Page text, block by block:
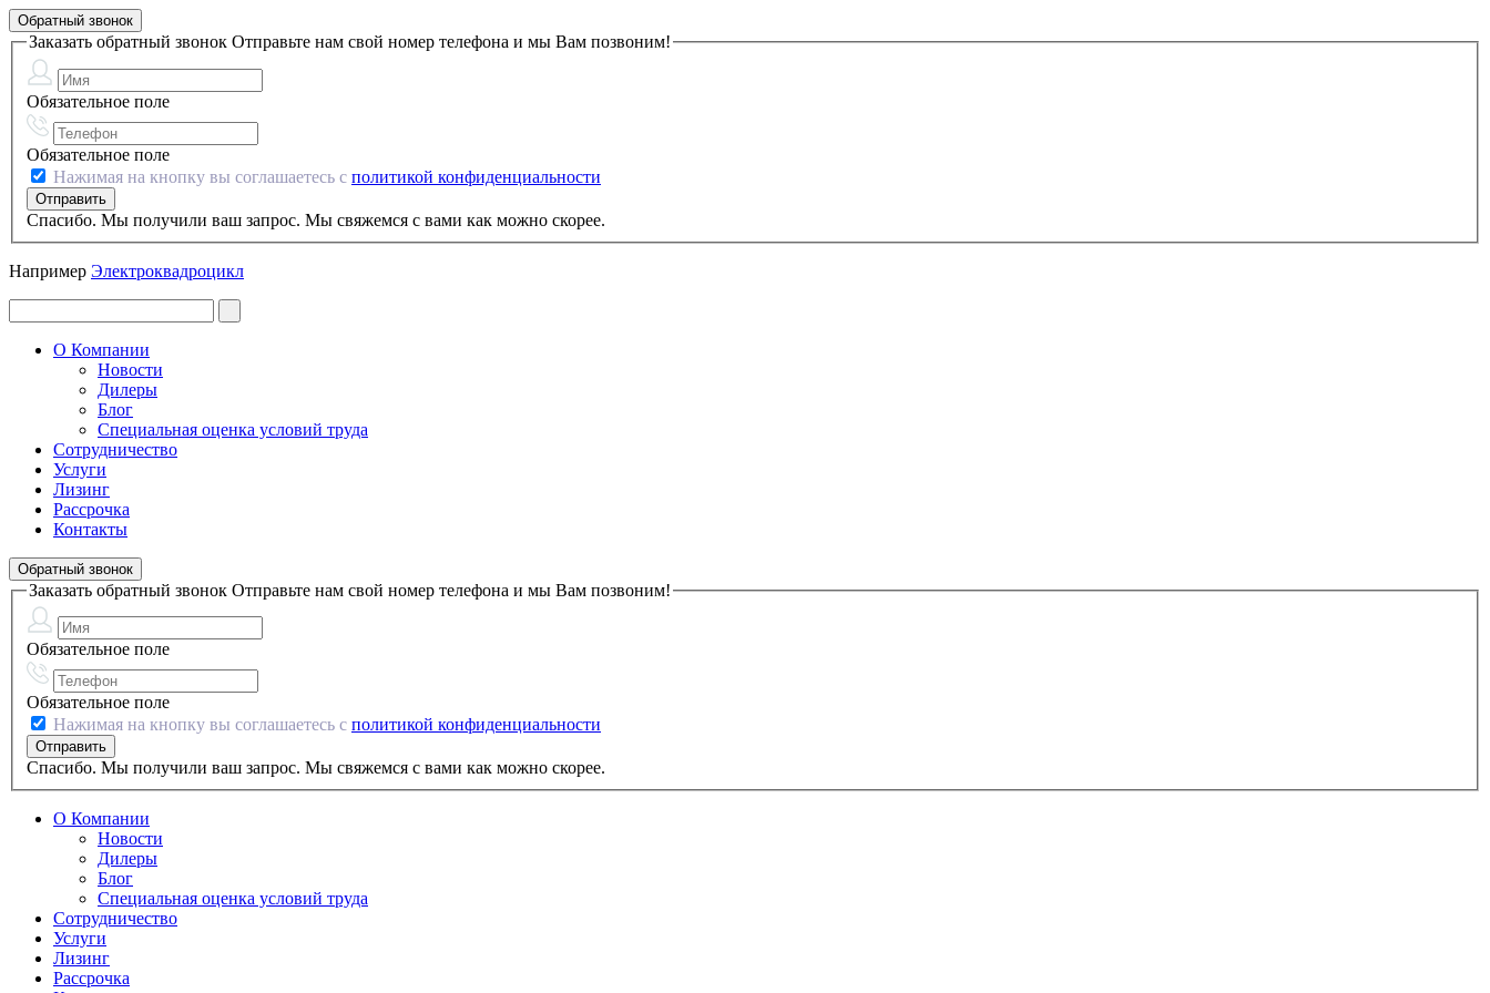
Обратный звонок
Заказать обратный звонок Отправьте нам свой номер телефона и мы Вам позвоним!
Обязательное поле
Обязательное поле
Нажимая на кнопку вы соглашаетесь с политикой конфиденциальности
Спасибо. Мы получили ваш запрос. Мы свяжемся с вами как можно скорее.
Например Электроквадроцикл
О Компании
Новости
Дилеры
Блог
Специальная оценка условий труда
Сотрудничество
Услуги
Лизинг
Рассрочка
Контакты
Обратный звонок
Заказать обратный звонок Отправьте нам свой номер телефона и мы Вам позвоним!
Обязательное поле
Обязательное поле
Нажимая на кнопку вы соглашаетесь с политикой конфиденциальности
Спасибо. Мы получили ваш запрос. Мы свяжемся с вами как можно скорее.
О Компании
Новости
Дилеры
Блог
Специальная оценка условий труда
Сотрудничество
Услуги
Лизинг
Рассрочка